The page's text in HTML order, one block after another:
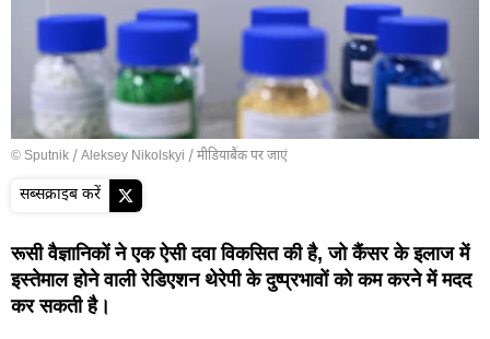
© Sputnik / Aleksey Nikolskyi /मीडियाबैंक पर जाएं
सब्सक्राइब करें
रूसी वैज्ञानिकों ने एक ऐसी दवा विकसित की है, जो कैंसर के इलाज में
इस्तेमाल होने वाली रेडिएशन थेरेपी के दुष्प्रभावों को कम करने में मदद
कर सकती है।